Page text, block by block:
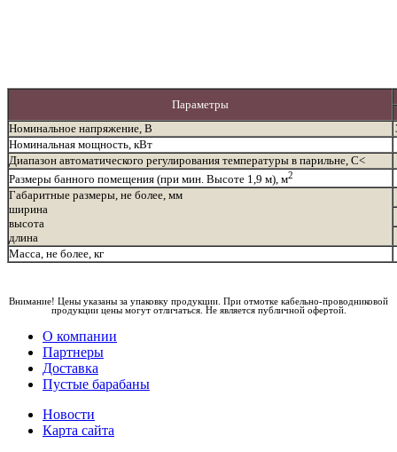
Параметры
Номинальное напряжение, В
Номинальная мощность, кВт
Диапазон автоматического регулирования температуры в парильне, С<
Размеры банного помещения (при мин. Высоте 1,9 м), м2
Габаритные размеры, не более, мм
ширина
высота
длина
Масса, не более, кг
Внимание! Цены указаны за упаковку продукции. При отмотке кабельно-проводниковой
продукции цены могут отличаться. Не является публичной офертой.
О компании
Партнеры
Доставка
Пустые барабаны
Новости
Карта сайта